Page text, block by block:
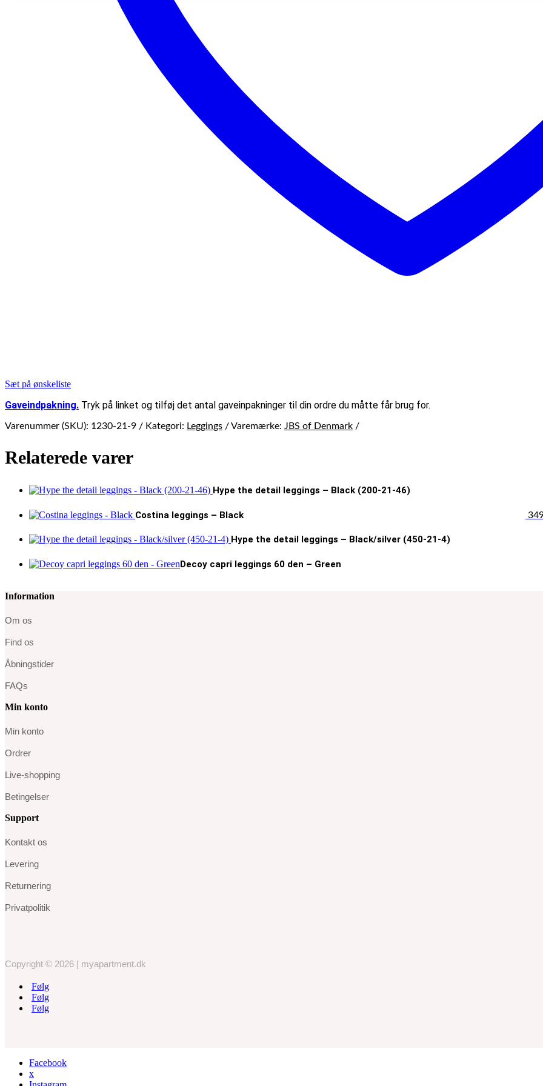
Sæt på ønskeliste
Gaveindpakning. Tryk på linket og tilføj det antal gaveinpakninger til din ordre du måtte får brug for.
Varenummer (SKU): 1230-21-9 Kategori: Leggings Varemærke: JBS of Denmark
Relaterede varer
Hype the detail leggings – Black (200-21-46)
Costina leggings – Black
Hype the detail leggings – Black/silver (450-21-4)
Decoy capri leggings 60 den – Green
Information
Om os
Find os
Åbningstider
FAQs
Min konto
Min konto
Ordrer
Live-shopping
Betingelser
Support
Kontakt os
Levering
Returnering
Privatpolitik
Copyright © 2026 | myapartment.dk
Følg
Følg
Følg
Facebook
x